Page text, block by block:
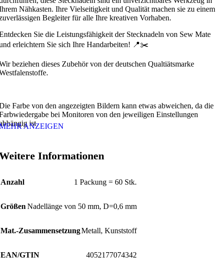
Nähkasten. Ihre Vielseitigkeit und Qualität machen sie zu einem
Begleiter für alle Ihre kreativen Vorhaben.
Sie die Leistungsfähigkeit der Stecknadeln von Sew Mate
erleichtern Sie sich Ihre Handarbeiten! 📍✂️
beziehen dieses Zubehör von der deutschen Qualtiätsmarke
Farbe von den angezeigten Bildern kann etwas abweichen, da die
bei Monitoren von den jeweiligen Einstellungen
ist
ANZEIGEN
Informationen
Anzahl 1 Packung = 60 Stk.
GrößenNadellänge von 50 mm, D=0,6 mm
Mat.-ZusammensetzungMetall, Kunststoff
EAN/GTIN 4052177074342